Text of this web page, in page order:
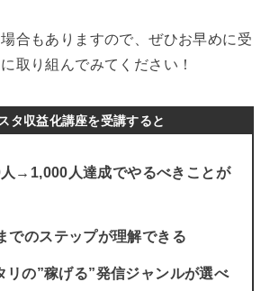
合もありますので、ぜひお早めに受
取り組んでみてください！
タ収益化講座を受講すると
→1,000人達成でやるべきことが
でのステップが理解できる
リの”稼げる”発信ジャンルが選べ